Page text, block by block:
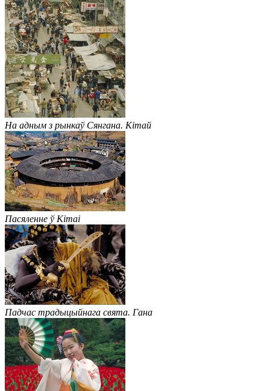
На адным з рынкаў Сянгана. Кітай
Пасяленне ў Кітаі
Падчас традыцыйнага свята. Гана